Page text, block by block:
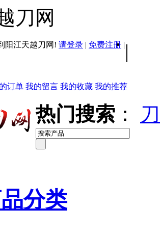
刀网
阳江天越刀网! 请登录 | 免费注册 | |
订单 我的留言 我的收藏 我的推荐
热门搜索 ：
分类